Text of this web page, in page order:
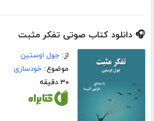
🎧 دانلود کتاب صوتی تفکر مثبت
از:جول اوستین
موضوع:خودسازی
۳۰ دقیقه